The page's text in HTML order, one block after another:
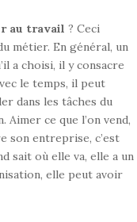
au travail ? Ceci
métier. En général, un
a choisi, il y consacre
le temps, il peut
dans les tâches du
ce que l’on vend,
son entreprise, c’est
sait où elle va, elle a un
elle peut avoir